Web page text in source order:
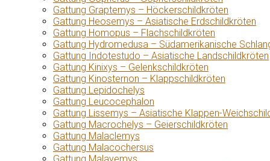
Gattung Graptemys – Höckerschildkröten
Gattung Heosemys – Asiatische Erdschildkröten
Gattung Homopus – Flachschildkröten
Gattung Hydromedusa – Südamerikanische
Gattung Indotestudo – Asiatische Landschildkröten
Gattung Kinixys – Gelenkschildkröten
Gattung Kinosternon – Klappschildkröten
Gattung Lepidochelys
Gattung Leucocephalon
Gattung Lissemys – Asiatische Klappen-
Gattung Macrochelys – Geierschildkröten
Gattung Malaclemys
Gattung Malacochersus